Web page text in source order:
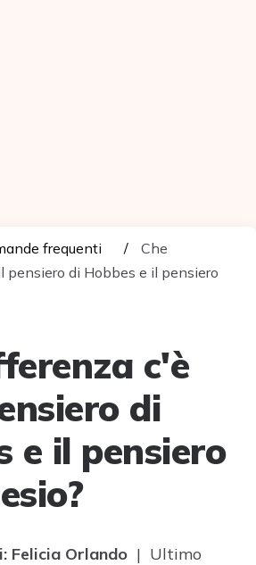
frequenti
Che
pensiero di Hobbes e il pensiero
c'è
di
e il pensiero
Felicia Orlando | Ultimo